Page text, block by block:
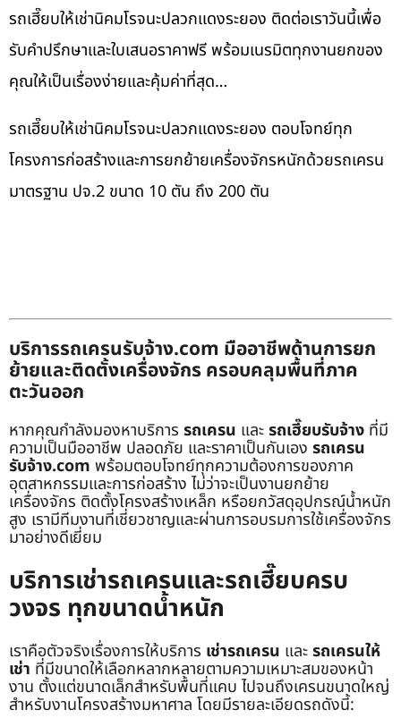
รถเฮี๊ยบให้เช่านิคมโรจนะปลวกแดงระยอง ติดต่อเราวันนี้เพื่อ
รับคำปรึกษาและใบเสนอราคาฟรี พร้อมเนรมิตทุกงานยกของ
คุณให้เป็นเรื่องง่ายและคุ้มค่าที่สุด…
รถเฮี๊ยบให้เช่านิคมโรจนะปลวกแดงระยอง ตอบโจทย์ทุก
โครงการก่อสร้างและการยกย้ายเครื่องจักรหนักด้วยรถเครน
มาตรฐาน ปจ.2 ขนาด 10 ตัน ถึง 200 ตัน
บริการรถเครนรับจ้าง.com มืออาชีพด้านการยก
ย้ายและติดตั้งเครื่องจักร ครอบคลุมพื้นที่ภาค
ตะวันออก
หากคุณกำลังมองหาบริการ รถเครน และรถเฮี๊ยบรับจ้าง ที่มี
ความเป็นมืออาชีพ ปลอดภัย และราคาเป็นกันเอง รถเครน
รับจ้าง.com พร้อมตอบโจทย์ทุกความต้องการของภาค
อุตสาหกรรมและการก่อสร้าง ไม่ว่าจะเป็นงานยกย้าย
เครื่องจักร ติดตั้งโครงสร้างเหล็ก หรือยกวัสดุอุปกรณ์น้ำหนัก
สูง เรามีทีมงานที่เชี่ยวชาญและผ่านการอบรมการใช้เครื่องจักร
มาอย่างดีเยี่ยม
บริการเช่ารถเครนและรถเฮี๊ยบครบ
วงจร ทุกขนาดน้ำหนัก
เราคือตัวจริงเรื่องการให้บริการ เช่ารถเครน และรถเครนให้
เช่า ที่มีขนาดให้เลือกหลากหลายตามความเหมาะสมของหน้า
งาน ตั้งแต่ขนาดเล็กสำหรับพื้นที่แคบ ไปจนถึงเครนขนาดใหญ่
สำหรับงานโครงสร้างมหาศาล โดยมีรายละเอียดรถดังนี้: